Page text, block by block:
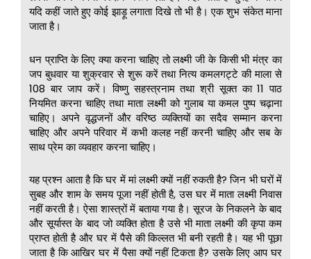
यदि कहीं जाते हुए कोई झाड़ू लगाता दिखे तो भी है। एक शुभ संकेत माना
जाता है।
धन प्राप्ति के लिए क्या करना चाहिए तो लक्ष्मी जी के किसी भी मंत्र का
जप बुधवार या शुक्रवार से शुरू करें तथा नित्य कमलगट्टे की माला से
108 बार जाप करें। विष्णु सहस्त्रनाम तथा श्री सूक्त का 11 पाठ
नियमित करना चाहिए तथा माता लक्ष्मी को गुलाब या कमल पुष्प चढ़ाना
चाहिए। अपने वृद्धजनों और वरिष्ठ व्यक्तियों का सदैव सम्मान करना
चाहिए और अपने परिवार में कभी कलह नहीं करनी चाहिए और सब के
साथ प्रेम का व्यवहार करना चाहिए।
यह प्रश्न आता है कि घर में मां लक्ष्मी क्यों नहीं रुकती है? जिन भी घरों में
सुबह और शाम के समय पूजा नहीं होती है, उस घर में माता लक्ष्मी निवास
नहीं करती है। ऐसा शास्त्रों में बताया गया है। सूरज के निकलने के बाद
और सूर्यास्त के बाद जो व्यक्ति होता है उसे भी माता लक्ष्मी की कृपा कम
प्राप्त होती है और घर में पैसे की किल्लत भी बनी रहती है। यह भी पूछा
जाता है कि आखिर घर में पैसा क्यों नहीं टिकता है? उसके लिए आप घर